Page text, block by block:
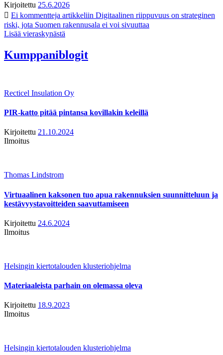
Kirjoitettu 25.6.2026
Ei kommentteja artikkeliin Digitaalinen riippuvuus on strateginen
riski, jota Suomen rakennusala ei voi sivuuttaa
Lisää vieraskynästä
Kumppaniblogit
Recticel Insulation Oy
PIR-katto pitää pintansa kovillakin keleillä
Kirjoitettu 21.10.2024
Ilmoitus
Thomas Lindstrom
Virtuaalinen kaksonen tuo apua rakennuksien suunnitteluun ja
kestävyystavoitteiden saavuttamiseen
Kirjoitettu 24.6.2024
Ilmoitus
Helsingin kiertotalouden klusteriohjelma
Materiaaleista parhain on olemassa oleva
Kirjoitettu 18.9.2023
Ilmoitus
Helsingin kiertotalouden klusteriohjelma